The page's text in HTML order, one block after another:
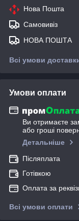
Нова Пошта
Самовивіз
НОВА ПОШТА
Всі умови
Умови оплати
Ви отримаєте
або гроші
Детальніше
Післяплата
Готівкою
Оплата за
Всі умови оплати